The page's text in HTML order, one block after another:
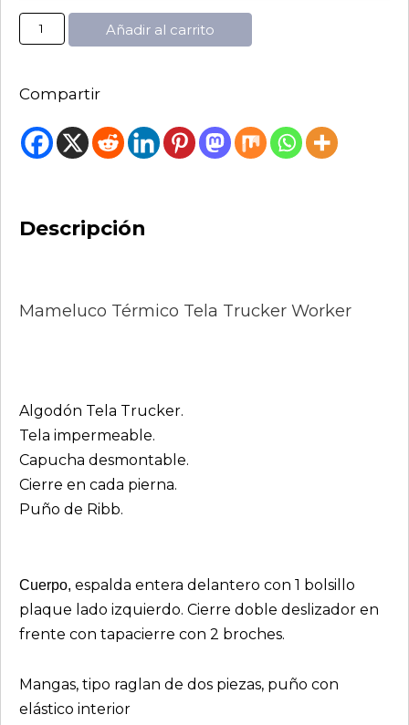
Añadir al carrito
Compartir
Descripción
Mameluco Térmico Tela Trucker Worker
Algodón Tela Trucker.
Tela impermeable.
Capucha desmontable.
Cierre en cada pierna.
Puño de Ribb.
Cuerpo, espalda entera delantero con 1 bolsillo
plaque lado izquierdo. Cierre doble deslizador en
frente con tapacierre con 2 broches.
Mangas, tipo raglan de dos piezas, puño con
elástico interior